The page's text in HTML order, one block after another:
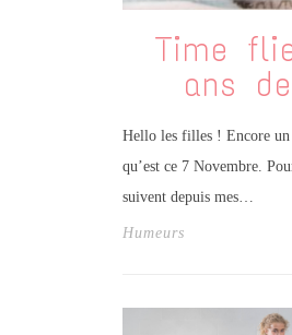
Time
ans
Hello les filles ! Encore
qu’est ce 7 Novembre.
suivent depuis mes…
Humeurs